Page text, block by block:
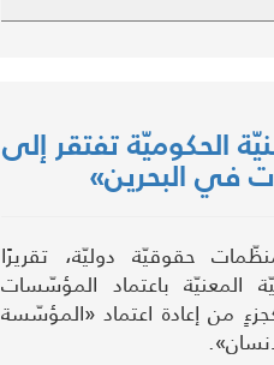
الحكوميّة تفتقر إلى
في البحرين»
حقوقيّة دوليّة، تقريرًا
المعنيّة باعتماد المؤسّسات
من إعادة اعتماد «المؤسّسة